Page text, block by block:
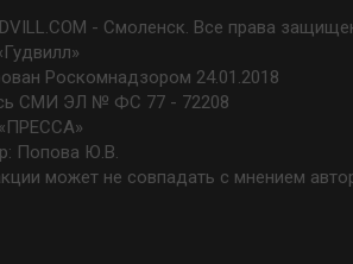
- Смоленск. Все права
Роскомнадзором 24.01.2018
СМИ ЭЛ № ФС 77 - 72208
Попова Ю.В.
может не совпадать с мнением